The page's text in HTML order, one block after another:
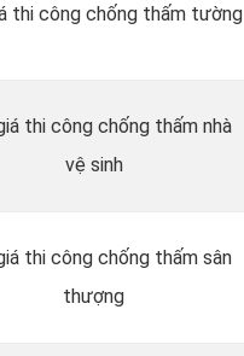
thi công chống thấm tường
thi công chống thấm nhà
vệ sinh
thi công chống thấm sân
thượng